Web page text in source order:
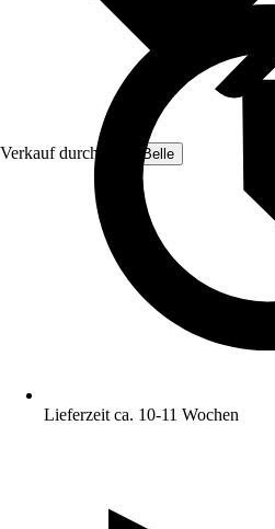
Verkauf durch: Lulu-Belle
Lieferzeit ca. 10-11 Wochen